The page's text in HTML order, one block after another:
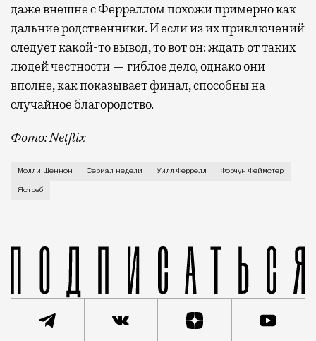
даже внешне с Ферреллом похожи примерно как
дальние родственники. И если из их приключений
следует какой-то вывод, то вот он: ждать от таких
людей честности — гиблое дело, однако они
вполне, как показывает финал, способны на
случайное благородство.
Фото: Netflix
Когда-то Лонни Хокинс (Уилл Феррелл) был
Молли Шеннон Сериал недели Уилл Феррелл Форчун Феймстер
Ястреб